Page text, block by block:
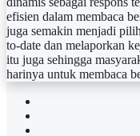
efisien dalam membaca
juga semakin menjadi
to-date dan melaporkan
itu juga sehingga
harinya untuk membaca